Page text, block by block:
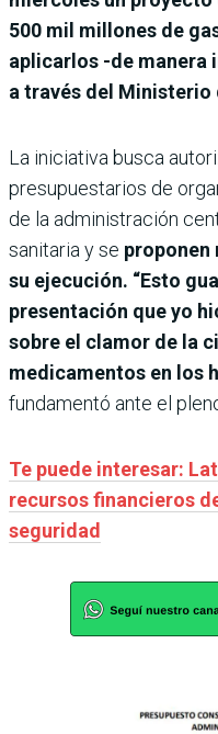
500 mil millones de
aplicarlos -de manera
a través del Ministerio
La iniciativa busca
presupuestarios de
de la administración
sanitaria y se proponen
su ejecución. “Esto
presentación que yo
sobre el clamor de la
medicamentos en los
fundamentó ante el
Te puede interesar:
recursos financieros
seguridad